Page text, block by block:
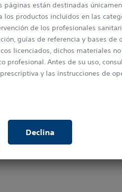
páginas están destinadas
los productos incluidos en las
de los profesionales
guías de referencia y bases de
licenciados, dichos materiales
profesional. Antes de su uso,
y las instrucciones de
Declina
Cualquier pequeño
reto para Peter como, por
alguien y ver cómo se ponen
debido al Parkinson. Vea
trayectoria con el sistema de